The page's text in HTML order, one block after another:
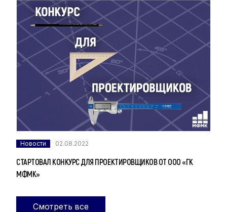
Новости 02.08.2022
СТАРТОВАЛ КОНКУРС ДЛЯ ПРОЕКТИРОВЩИКОВ ОТ ООО «ГК
МФМК»
Смотреть все